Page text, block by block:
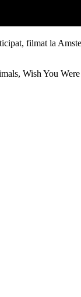
filmat la
Wish You